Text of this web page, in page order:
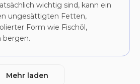
wichtig sind, kann ein
ungesättigten Fetten,
Form wie Fischöl,
bergen.
Mehr laden